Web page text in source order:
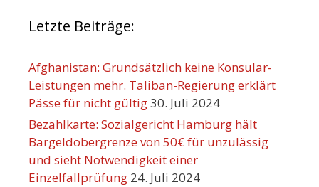
Letzte Beiträge:
Afghanistan: Grundsätzlich keine Konsular-
Leistungen mehr. Taliban-Regierung erklärt
Pässe für nicht gültig30. Juli 2024
Bezahlkarte: Sozialgericht Hamburg hält
Bargeldobergrenze von 50€ für unzulässig
und sieht Notwendigkeit einer
Einzelfallprüfung 24. Juli 2024